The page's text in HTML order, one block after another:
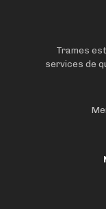
Trames
services de